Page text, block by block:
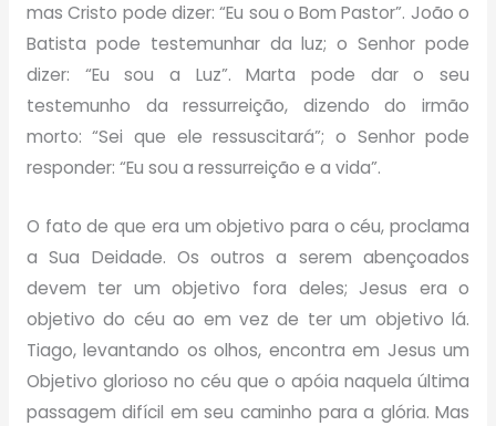
mas Cristo pode dizer: “Eu sou o Bom Pastor”. João o
Batista pode testemunhar da luz; o Senhor pode
dizer: “Eu sou a Luz”. Marta pode dar o seu
testemunho da ressurreição, dizendo do irmão
morto: “Sei que ele ressuscitará”; o Senhor pode
responder: “Eu sou a ressurreição e a vida”.
O fato de que era um objetivo para o céu, proclama
a Sua Deidade. Os outros a serem abençoados
devem ter um objetivo fora deles; Jesus era o
objetivo do céu ao em vez de ter um objetivo lá.
Tiago, levantando os olhos, encontra em Jesus um
Objetivo glorioso no céu que o apóia naquela última
passagem difícil em seu caminho para a glória. Mas